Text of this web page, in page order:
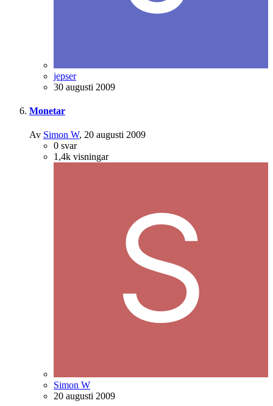
jepser
30 augusti 2009
Monetar
Av Simon W, 20 augusti 2009
0 svar
1,4k visningar
Simon W
20 augusti 2009